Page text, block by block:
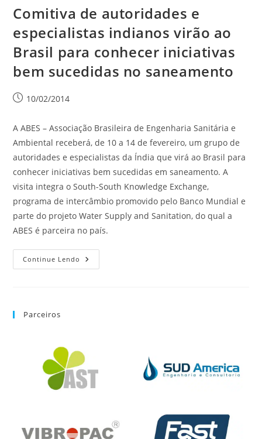
Comitiva de autoridades e
especialistas indianos virão ao
Brasil para conhecer iniciativas
bem sucedidas no saneamento
10/02/2014
A ABES – Associação Brasileira de Engenharia Sanitária e
Ambiental receberá, de 10 a 14 de fevereiro, um grupo de
autoridades e especialistas da Índia que virá ao Brasil para
conhecer iniciativas bem sucedidas em saneamento. A
visita integra o South-South Knowledge Exchange,
programa de intercâmbio promovido pelo Banco Mundial e
parte do projeto Water Supply and Sanitation, do qual a
ABES é parceira no país.
Continue Lendo
Parceiros